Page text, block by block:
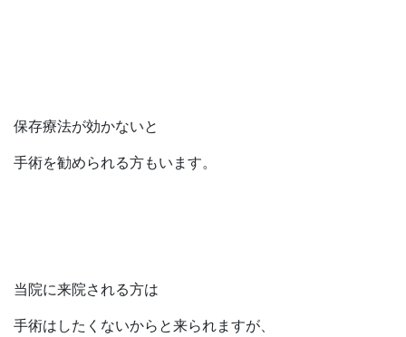
保存療法が効かないと
手術を勧められる方もいます。
当院に来院される方は
手術はしたくないからと来られますが、